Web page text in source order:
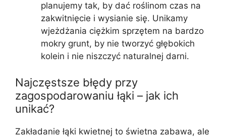
planujemy tak, by dać roślinom czas na
zakwitnięcie i wysianie się. Unikamy
wjeżdżania ciężkim sprzętem na bardzo
mokry grunt, by nie tworzyć głębokich
kolein i nie niszczyć naturalnej darni.
Najczęstsze błędy przy
zagospodarowaniu łąki – jak ich
unikać?
Zakładanie łąki kwietnej to świetna zabawa, ale